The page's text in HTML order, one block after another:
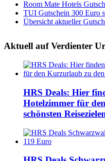
Room Mate Hotels
TUI Gutschein 300 Euro
Übersicht aktueller
Aktuell auf Verdienter
HRS Deals: Hier
Hotelzimmer für
schönsten